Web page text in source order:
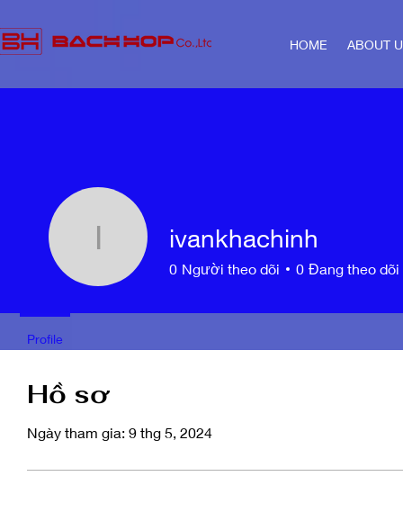
HOME ABOUT
Hồ sơ
Ngày tham gia: 9 thg 5, 2024
ivankhachinh
ivankhachinh
0 Người theo dõi 0 Đang theo dõi
Profile